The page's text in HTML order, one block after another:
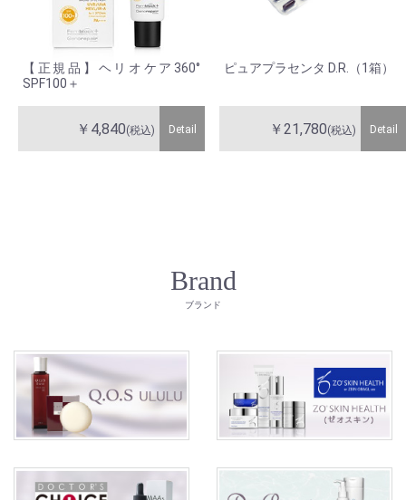
【正規品】ヘリオケア360°
SPF100＋
￥4,840(税込) Detail
ピュアプラセンタ D.R.（1箱）
￥21,780(税込) Detail
Brand
ブランド